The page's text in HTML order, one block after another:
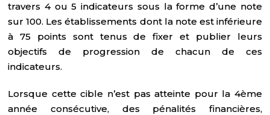
travers 4 ou 5 indicateurs sous la forme d’une note
sur 100. Les établissements dont la note est inférieure
à 75 points sont tenus de fixer et publier leurs
objectifs de progression de chacun de ces
indicateurs.
Lorsque cette cible n’est pas atteinte pour la 4ème
année consécutive, des pénalités financières,